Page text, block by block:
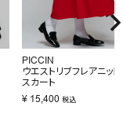
PICCIN
ウエストリブフレアニット
スカート
¥ 15,400 税込